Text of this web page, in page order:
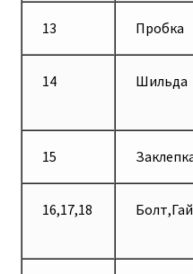
13 Пробка
14 Шильда
15
16,17,18